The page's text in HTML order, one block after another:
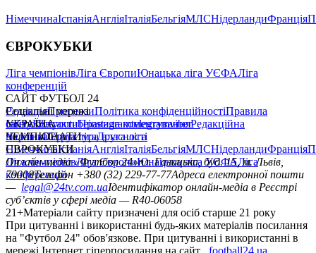
НімеччинаІспаніяАнгліяІталіяБельгіяМЛСНідерландиФранція
ЄВРОКУБКИ
Ліга чемпіонівЛіга ЄвропиЮнацька ліга УЄФАЛіга
конференцій
САЙТ ФУТБОЛ 24
РедакціяПрогнозиПолітика конфіденційностіПравила
сайтуКонтактиПравила коментуванняРедакційна
політикаСтруктура власності
Соціальні мережі
facebookxyoutubeinstagramtelegramviber
УКРАЇНА
УкраїнаПерша лігаДруга ліга
ЧЕМПІОНАТИ
НімеччинаІспаніяАнгліяІталіяБельгіяМЛСНідерландиФранція
ЄВРОКУБКИ
Ліга чемпіонівЛіга ЄвропиЮнацька ліга УЄФАЛіга
конференцій
Онлайн-медіа «Футбол 24»пл. Галицька, буд. 15, м. Львів,
79008Телефон +380 (32) 229-77-77Адреса електронної пошти
— legal@24tv.com.uaІдентифікатор онлайн-медіа в Реєстрі
суб’єктів у сфері медіа — R40-06058
21+Матеріали сайту призначені для осіб старше 21 року
При цитуванні і використанні будь-яких матеріалів посилання
на "Футбол 24" обов'язкове. При цитуванні і використанні в